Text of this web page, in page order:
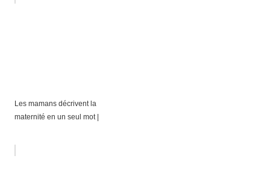
Les mamans décrivent la
maternité en un seul mot |